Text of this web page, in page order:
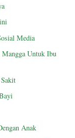
Media
Untuk Ibu
Anak